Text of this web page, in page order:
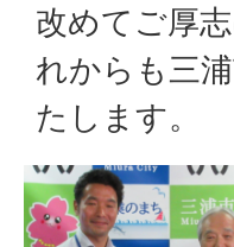
改めてご厚
れからも三
たします。